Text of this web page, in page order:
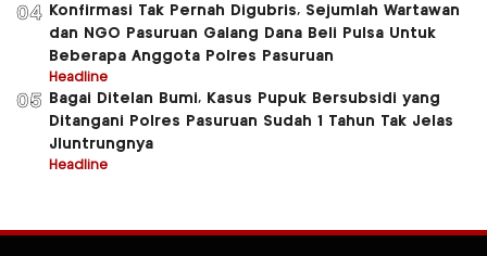
04
Konfirmasi Tak Pernah Digubris, Sejumlah Wartawan
dan NGO Pasuruan Galang Dana Beli Pulsa Untuk
Beberapa Anggota Polres Pasuruan
Headline
05
Bagai Ditelan Bumi, Kasus Pupuk Bersubsidi yang
Ditangani Polres Pasuruan Sudah 1 Tahun Tak Jelas
Jluntrungnya
Headline